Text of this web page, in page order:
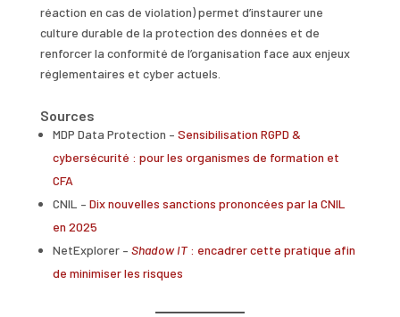
réaction en cas de violation) permet d’instaurer une
culture durable de la protection des données et de
renforcer la conformité de l’organisation face aux enjeux
réglementaires et cyber actuels.
Sources
MDP Data Protection – Sensibilisation RGPD &
cybersécurité : pour les organismes de formation et
CFA
CNIL – Dix nouvelles sanctions prononcées par la CNIL
en 2025
NetExplorer – Shadow IT: encadrer cette pratique afin
de minimiser les risques